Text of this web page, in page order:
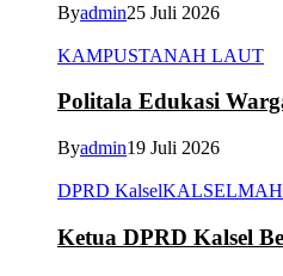
Byadmin25 Juli 2026
KAMPUSTANAH LAUT
Politala Edukasi
Byadmin19 Juli 2026
DPRD KalselKALSEL
Ketua DPRD Kalsel